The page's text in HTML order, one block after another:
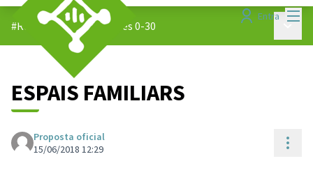
Entra
#Reptes 0-30/Propostes 0-30
ESPAIS FAMILIARS
Proposta oficial
15/06/2018 12:29